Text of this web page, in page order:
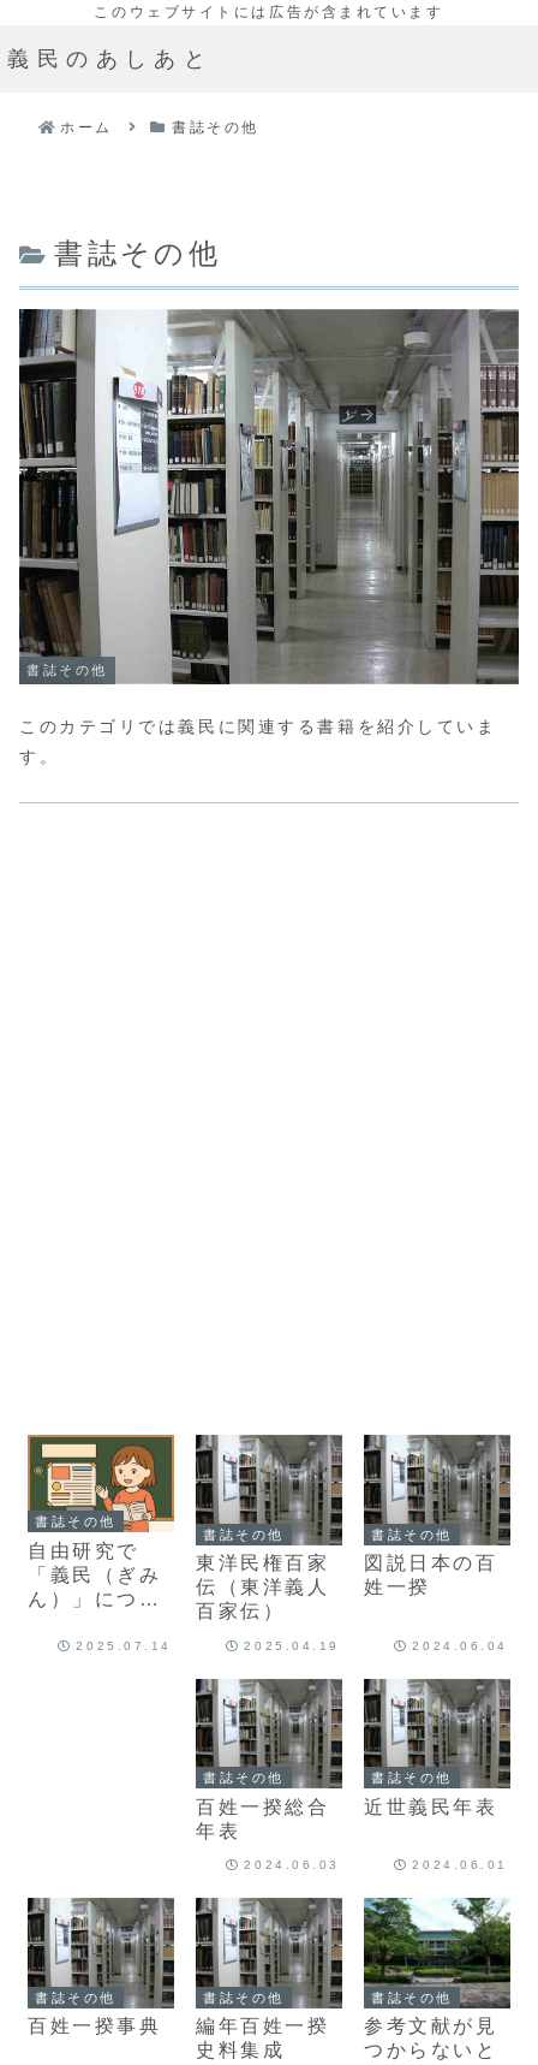
義民のあしあと
ホーム 書誌その他
書誌その他
書誌その他
このカテゴリでは義民に関連する書籍を紹介していま
す。
書誌その他
自由研究で
「義民（ぎみ
ん）」につい
2025.07.14
書誌その他
東洋民権百家
伝（東洋義人
百家伝）
2025.04.19
書誌その他
図説日本の百
姓一揆
2024.06.04
書誌その他
百姓一揆総合
年表
2024.06.03
書誌その他
近世義民年表
2024.06.01
書誌その他
百姓一揆事典
書誌その他
編年百姓一揆
史料集成
書誌その他
参考文献が見
つからないと